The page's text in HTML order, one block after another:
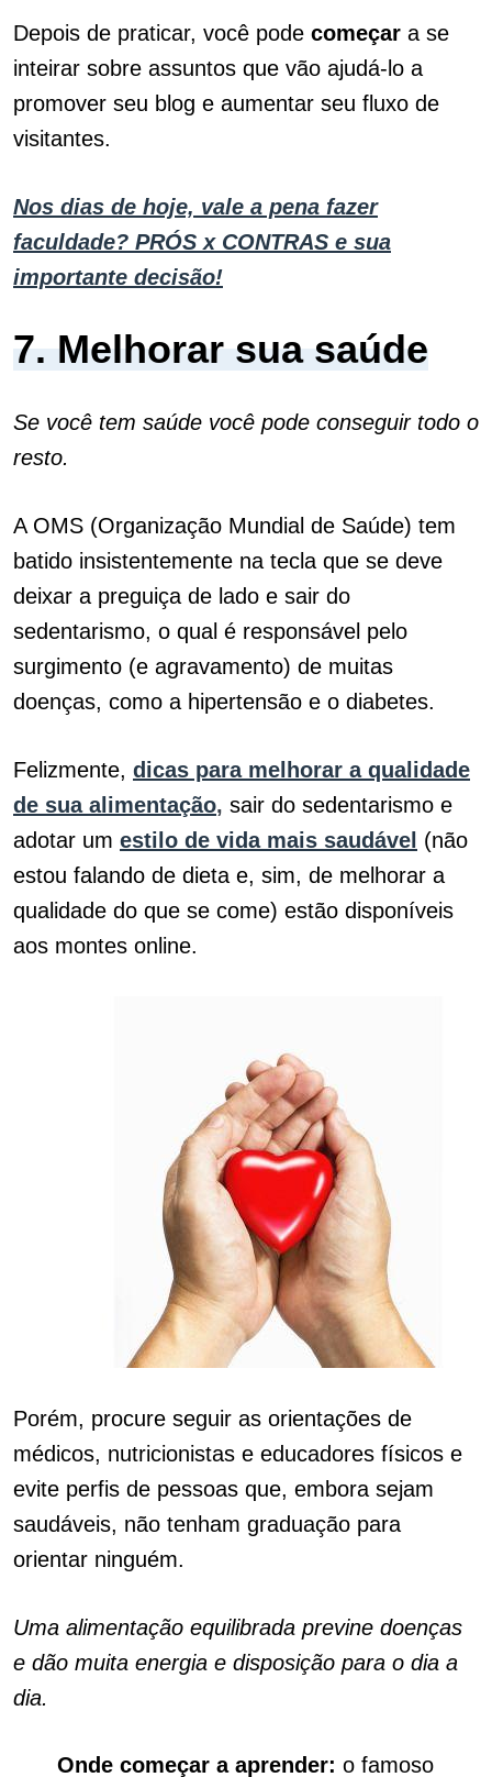
Depois de praticar, você pode começar a se
inteirar sobre assuntos que vão ajudá-lo a
promover seu blog e aumentar seu fluxo de
visitantes.
Nos dias de hoje, vale a pena fazer
faculdade? PRÓS x CONTRAS e sua
importante decisão!
7. Melhorar sua saúde
Se você tem saúde você pode conseguir todo o
resto.
A OMS (Organização Mundial de Saúde) tem
batido insistentemente na tecla que se deve
deixar a preguiça de lado e sair do
sedentarismo, o qual é responsável pelo
surgimento (e agravamento) de muitas
doenças, como a hipertensão e o diabetes.
Felizmente, dicas para melhorar a qualidade
de sua alimentação, sair do sedentarismo e
adotar um estilo de vida mais saudável (não
estou falando de dieta e, sim, de melhorar a
qualidade do que se come) estão disponíveis
aos montes online.
Porém, procure seguir as orientações de
médicos, nutricionistas e educadores físicos e
evite perfis de pessoas que, embora sejam
saudáveis, não tenham graduação para
orientar ninguém.
Uma alimentação equilibrada previne doenças
e dão muita energia e disposição para o dia a
dia.
Onde começar a aprender: o famoso